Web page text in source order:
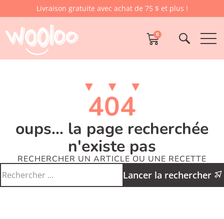
Livraison gratuite avec achat de 75 $ et plus !
0
404
oups... la page recherchée
n'existe pas
RECHERCHER UN ARTICLE OU UNE RECETTE
Lancer la rechercher